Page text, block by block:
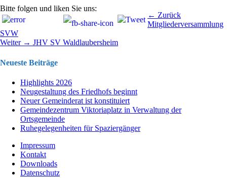
Bitte folgen und liken Sie uns:
Beitragsnavigation ← Zurück
Beitrag:
Mitgliederversammlung
SVW
Weiter → Nächster
JHV SV Waldlaubersheim
Neueste Beiträge
Highlights 2026
Neugestaltung des Friedhofs beginnt
Neuer Gemeinderat ist konstituiert
Gemeindezentrum Viktoriaplatz in Verwaltung der
Ortsgemeinde
Ruhegelegenheiten für Spaziergänger
Impressum
Kontakt
Downloads
Datenschutz